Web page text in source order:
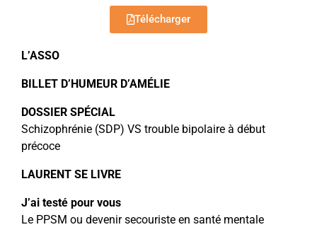
Télécharger
L’ASSO
BILLET D’HUMEUR D’AMÉLIE
DOSSIER SPÉCIAL
Schizophrénie (SDP) VS trouble bipolaire à début
précoce
LAURENT SE LIVRE
J’ai testé pour vous
Le PPSM ou devenir secouriste en santé mentale